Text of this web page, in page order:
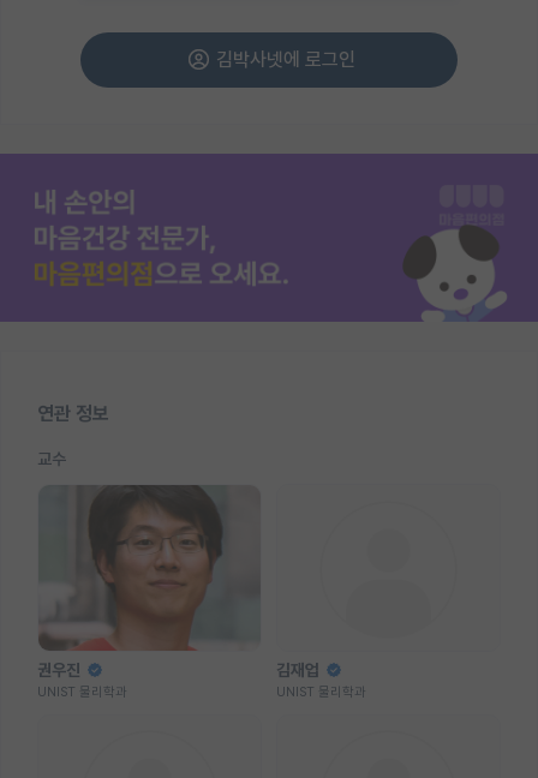
김박사넷에 로그인
연관 정보
교수
권우진
UNIST 물리학과
김재업
UNIST 물리학과